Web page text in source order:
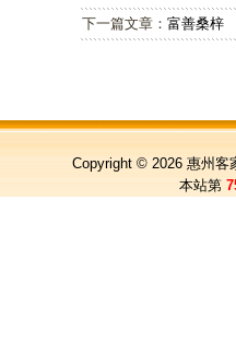
下一篇文章：富善桑梓
Copyright © 2026 惠州客
本站第